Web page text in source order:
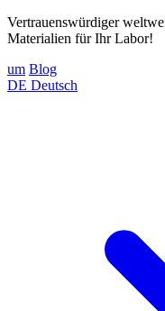
Vertrauenswürdiger
Materialien für Ihr Labor!
um Blog
DE Deutsch